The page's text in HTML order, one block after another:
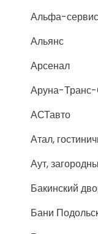
Альфа-
Альянс
Арсенал
Аруна-
АСТавто
Атал,
Аут,
Бакинский
Бани